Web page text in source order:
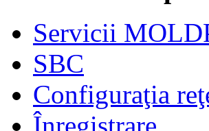
Servicii
SBC
Configuraţia